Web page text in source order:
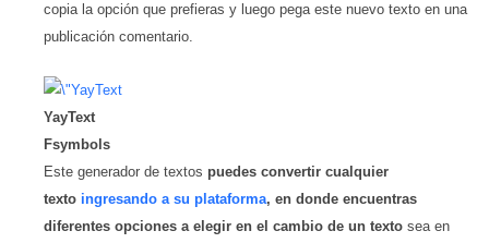
copia la opción que prefieras y luego pega este nuevo texto en una
publicación comentario.
YayText
Fsymbols
Este generador de textos puedes convertir cualquier
texto ingresando a su plataforma, en donde encuentras
diferentes opciones a elegir en el cambio de un texto sea en